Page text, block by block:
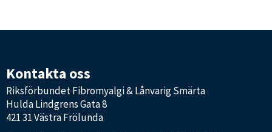
Kontakta oss
Riksförbundet Fibromyalgi & Lånvarig Smärta
Hulda Lindgrens Gata 8
421 31 Västra Frölunda